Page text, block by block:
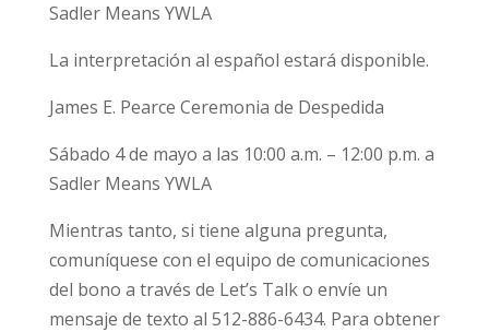
Sadler Means YWLA
La interpretación al español estará disponible.
James E. Pearce Ceremonia de Despedida
Sábado 4 de mayo a las 10:00 a.m. – 12:00 p.m. a
Sadler Means YWLA
Mientras tanto, si tiene alguna pregunta,
comuníquese con el equipo de comunicaciones
del bono a través de Let’s Talk o envíe un
mensaje de texto al 512-886-6434. Para obtener